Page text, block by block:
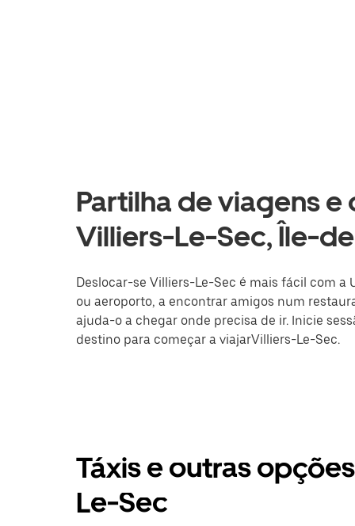
Partilha de viagens
Villiers-Le-Sec, Île-
Deslocar-se Villiers-Le-Sec é mais fácil com a
ou aeroporto, a encontrar amigos num
ajuda-o a chegar onde precisa de ir. Inicie
destino para começar a viajarVilliers-Le-Sec.
Táxis e outras
Le-Sec